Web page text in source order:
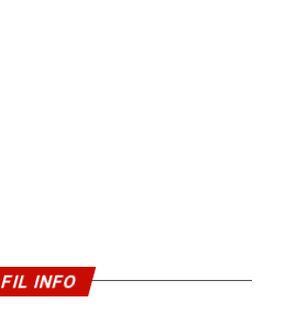
FIL INFO